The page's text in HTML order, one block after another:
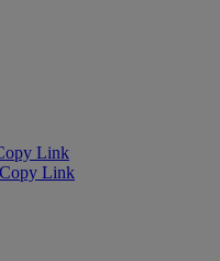
Link
Copy Link